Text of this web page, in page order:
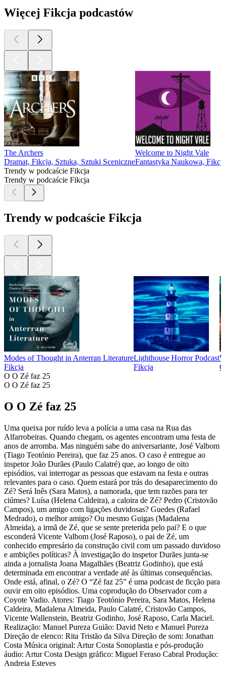
Więcej Fikcja podcastów
The Archers
Dramat, Fikcja, Sztuka, Sztuki Sceniczne
Welcome to Night Vale
Fantastyka Naukowa,
Trendy w podcaście Fikcja
Trendy w podcaście Fikcja
Trendy w podcaście Fikcja
Modes of Thought in Anterran Literature
Fikcja
Lighthouse Horror Podcast
Fikcja
O O Zé faz 25
O O Zé faz 25
O O Zé faz 25
Uma queixa por ruído leva a polícia a uma casa na Rua das
Alfarrobeiras. Quando chegam, os agentes encontram uma festa de
anos de arromba. Mas ninguém sabe do aniversariante, José Valbom
(Tiago Teotónio Pereira), que faz 25 anos. O caso é entregue ao
inspetor João Durães (Paulo Calatré) que, ao longo de oito
episódios, vai interrogar as pessoas que estavam na festa e outras
relevantes para o caso. Quem estará por trás do desaparecimento do
Zé? Será Inês (Sara Matos), a namorada, que tem razões para ter
ciúmes? Luísa (Helena Caldeira), a caloira de Zé? Pedro (Cristovão
Campos), um amigo com ligações duvidosas? Guedes (Rafael
Medrado), o melhor amigo? Ou mesmo Guigas (Madalena
Almeida), a irmã de Zé, que se sente preterida pelo pai? E o que
esconderá Vicente Valbom (José Raposo), o pai de Zé, um
conhecido empresário da construção civil com um passado duvidoso
e ambições políticas? À investigação do inspetor Durães junta-se
ainda a jornalista Joana Magalhães (Beatriz Godinho), que está
determinada em encontrar a verdade até às últimas consequências.
Onde está, afinal, o Zé? O “Zé faz 25” é uma podcast de ficção para
ouvir em oito episódios. Uma coprodução do Observador com a
Coyote Vadio. Atores: Tiago Teotónio Pereira, Sara Matos, Helena
Caldeira, Madalena Almeida, Paulo Calatré, Cristovão Campos,
Vicente Wallenstein, Beatriz Godinho, José Raposo, Carla Maciel.
Realização: Manuel Pureza Guião: David Neto e Manuel Pureza
Direção de elenco: Rita Tristão da Silva Direção de som: Jonathan
Costa Música original: Artur Costa Sonoplastia e pós-produção
áudio: Artur Costa Design gráfico: Miguel Feraso Cabral Produção:
Andreia Esteves